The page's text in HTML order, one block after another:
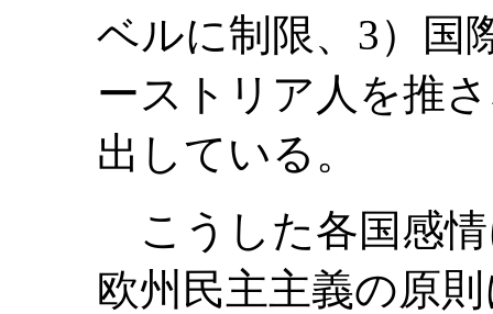
ベルに制限、3）国
ーストリア人を推
出している。
こうした各国感情
欧州民主主義の原